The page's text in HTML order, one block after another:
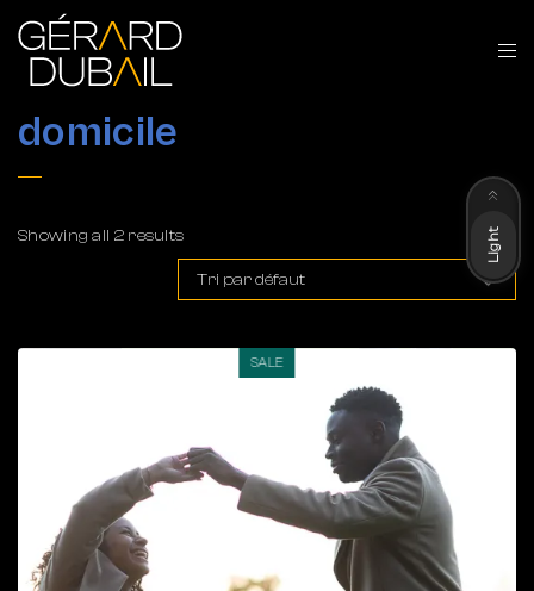
domicile
Showing all 2 results
SALE
Light
Dark